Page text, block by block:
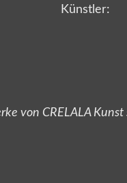
Künstler: